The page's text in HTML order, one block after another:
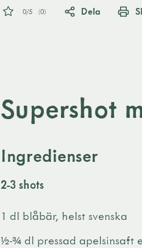
0/5 (0) Dela
Supershot
Ingredienser
2-3 shots
1 dl blåbär, helst svenska
½-¾ dl pressad apelsinsaft